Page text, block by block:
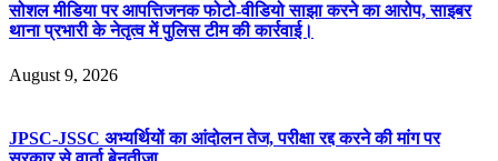
सोशल मीडिया पर आपत्तिजनक फोटो-वीडियो साझा करने का आरोप, साइबर
थाना प्रभारी के नेतृत्व में पुलिस टीम की कार्रवाई।
August 9, 2026
JPSC-JSSC अभ्यर्थियों का आंदोलन तेज, परीक्षा रद्द करने की मांग पर